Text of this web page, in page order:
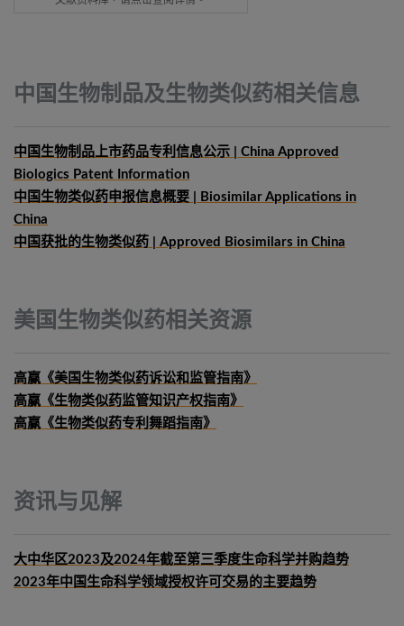
中国生物制品及生物类似药相关信息
中国生物制品上市药品专利信息公示 | China Approved
Biologics Patent Information
中国生物类似药申报信息概要 | Biosimilar Applications in
China
中国获批的生物类似药 | Approved Biosimilars in China
美国生物类似药相关资源
高赢《美国生物类似药诉讼和监管指南》
高赢《生物类似药监管知识产权指南》
高赢《生物类似药专利舞蹈指南》
资讯与见解
大中华区2023及2024年截至第三季度生命科学并购趋势
2023年中国生命科学领域授权许可交易的主要趋势